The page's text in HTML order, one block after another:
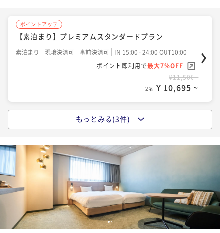
ポイントアップ
【朝食付】 アメニティ付き プレミアムスタンダー
ドプラン
事前決済可
IN 15:00 - 24:00 OUT10:00
最大7％OFF
¥15,000~
2名 ¥ 13,950 ~
ポイントアップ
【素泊まり】プレミアムスタンダードプラン
素泊まり 現地決済可 事前決済可
IN 15:00 - 24:00 OUT10:00
ポイント即利用で最大7％OFF
¥11,500~
2名 ¥ 10,695 ~
【素泊り】 アメニティ付き プレミアムスタンダー
ドプラン
素泊まり 現地決済可 事前決済可
IN 15:00 - 24:00 OUT10:00
ポイント即利用で
2名 ¥ 11,253 ~
ポイントアップ
もっとみる(3件)
12